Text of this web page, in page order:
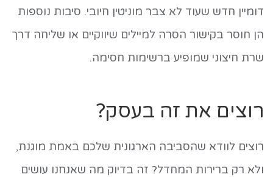
דומיין חדש שעוד לא צבר מוניטין חיובי. סיבות נוספות
הן חוסר בקישור הסרה למיילים שיווקיים או שליחה דרך
שרת חיצוני שמופיע ברשימות חסימה.
רוצים את זה בעסק?
רוצים לוודא שהסביבה הארגונית שלכם באמת מוגנת,
ולא רק ברירות המחדל? זה בדיוק מה שאנחנו עושים